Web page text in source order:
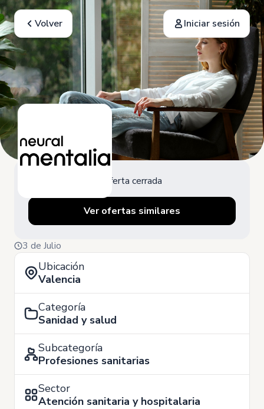
Volver Iniciar sesión
Oferta cerrada
Ver ofertas similares
3 de Julio
Ubicación
Valencia
Categoría
Sanidad y salud
Subcategoría
Profesiones sanitarias
Sector
Atención sanitaria y hospitalaria